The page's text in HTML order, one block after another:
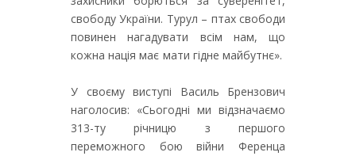
свободу України. Турул – птах свободи
повинен нагадувати всім нам, що
кожна нація має мати гідне майбутнє».
У своєму виступі Василь Брензович
наголосив: «Сьогодні ми відзначаємо
313-ту річницю з першого
переможного бою війни Ференца